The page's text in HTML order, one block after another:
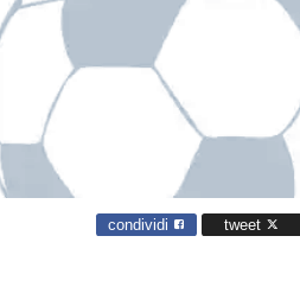
condividi
tweet